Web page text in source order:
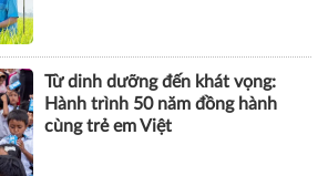
CHUYỆN QUẢN LÝ
BẤT ĐỘNG SẢN
SỨC KHỎE